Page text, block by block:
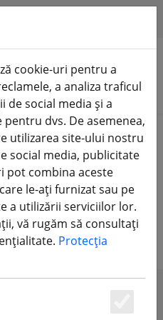
FrSky
- fiabil, puternic.
și avioane
cookie-uri pentru a
a analiza traficul
de social media și a
dvs. De asemenea,
utilizarea site-ului nostru
social media, publicitate
pot combina aceste
le-ați furnizat sau pe
a utilizării serviciilor lor.
vă rugăm să consultați
Protecția